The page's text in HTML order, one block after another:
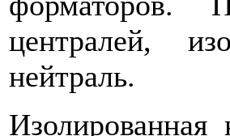
централей,
нейтраль.
Изолированная